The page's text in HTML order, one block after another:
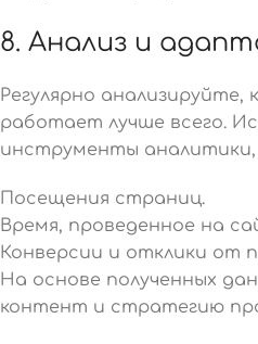
8. Анализ и
Регулярно анализируйте,
работает лучше всего.
инструменты
Посещения страниц.
Время, проведенное на
Конверсии и отклики от
На основе полученных
контент и стратегию